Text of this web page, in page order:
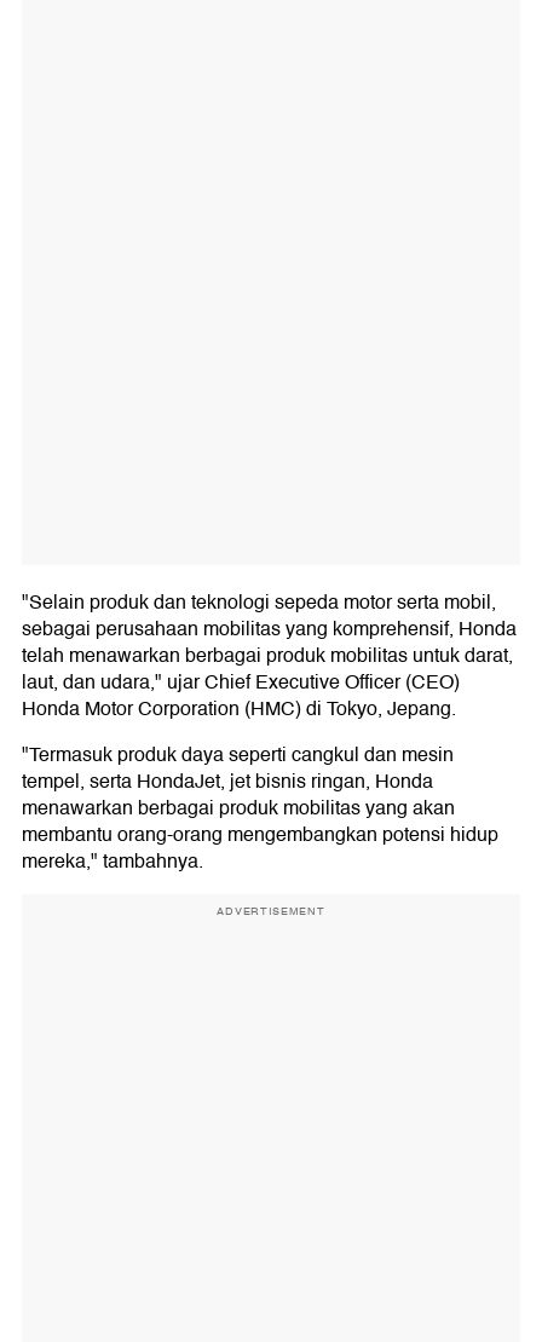
"Selain produk dan teknologi sepeda motor serta mobil,
sebagai perusahaan mobilitas yang komprehensif, Honda
telah menawarkan berbagai produk mobilitas untuk darat,
laut, dan udara," ujar Chief Executive Officer (CEO)
Honda Motor Corporation (HMC) di Tokyo, Jepang.
"Termasuk produk daya seperti cangkul dan mesin
tempel, serta HondaJet, jet bisnis ringan, Honda
menawarkan berbagai produk mobilitas yang akan
membantu orang-orang mengembangkan potensi hidup
mereka," tambahnya.
ADVERTISEMENT